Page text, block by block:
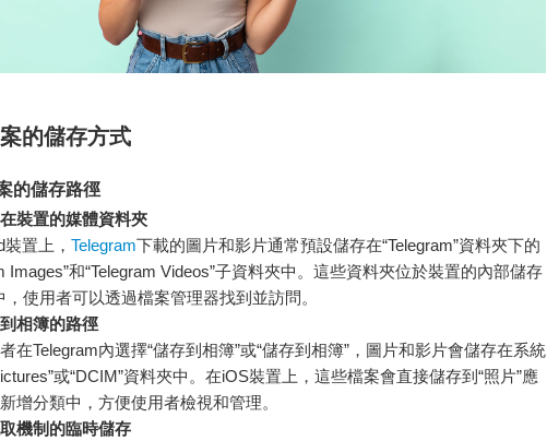
的儲存方式
的儲存路徑
裝置的媒體資料夾
置上， Telegram下載的圖片和影片通常預設儲存在“Telegram”資料夾下的
Images”和“Telegram Videos”子資料夾中。這些資料夾位於裝置的內部儲存
，使用者可以透過檔案管理器找到並訪問。
相簿的路徑
在Telegram內選擇“儲存到相簿”或“儲存到相簿”，圖片和影片會儲存在系統
或“DCIM”資料夾中。在iOS裝置上，這些檔案會直接儲存到“照片”應
增分類中，方便使用者檢視和管理。
機制的臨時儲存